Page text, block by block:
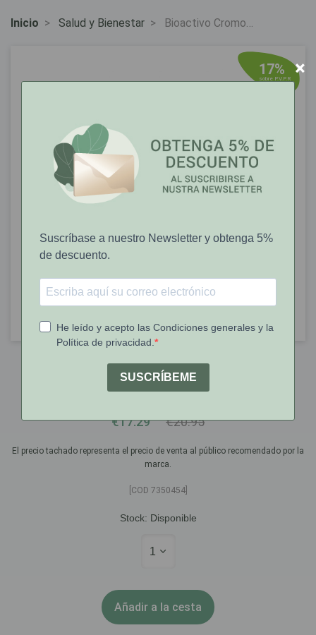
Inicio Salud y Bienestar
17%
sobre P.V.P.R
Bioactivo Cromo Comprimidos X60
€17.29 €20.95
El precio tachado representa el precio de venta al público recomendado por la
marca.
[COD 7350454]
Stock: Disponible
1
Añadir a la cesta
×